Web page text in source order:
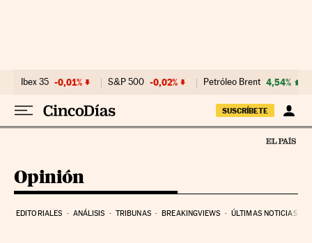
Ibex 35 -0,01% S&P 500 -0,02% Petróleo Brent 4,54%
SUSCRÍBETE
Opinión
EDITORIALES ANÁLISIS TRIBUNAS BREAKINGVIEWS ÚLTIMAS NOTICIAS